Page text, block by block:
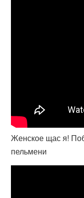
Женское щас я!
пельмени